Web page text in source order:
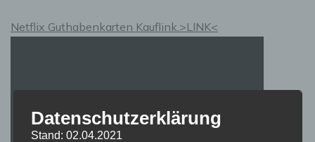
Netflix Guthabenkarten Kauflink.>LINK<
Datenschutzerklärung
Stand: 02.04.2021